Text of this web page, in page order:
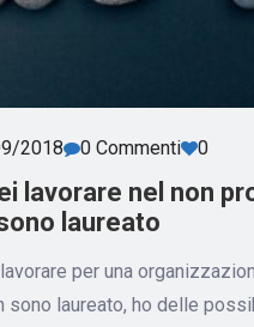
2018 0 Commenti 0
lavorare nel non
laureato
per una
sono laureato, ho delle